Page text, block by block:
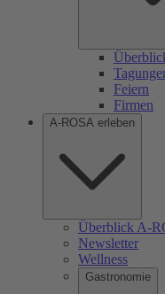
Feiern
Firmen
A-ROSA erleben
Überblick A-
Newsletter
Wellness
Gastronomie